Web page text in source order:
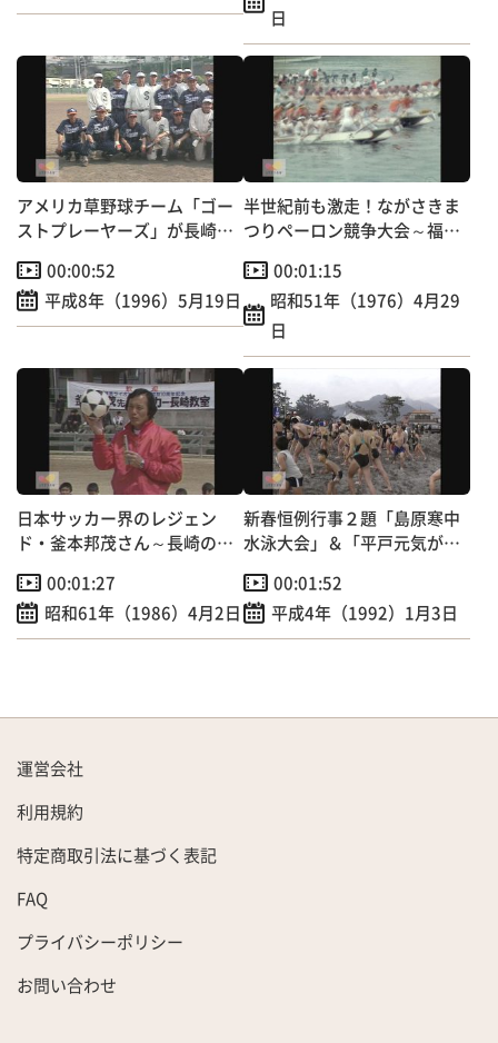
日
アメリカ草野球チーム「ゴー
ストプレーヤーズ」が長崎に
00:00:52
平成8年（1996）5月19日
半世紀前も激走！ながさきま
つりペーロン競争大会～福田
00:01:15
昭和51年（1976）4月29
日
日本サッカー界のレジェン
ド・釜本邦茂さん～長崎の子
00:01:27
昭和61年（1986）4月2日
新春恒例行事２題「島原寒中
水泳大会」＆「平戸元気が出
00:01:52
平成4年（1992）1月3日
運営会社
利用規約
特定商取引法に基づく表記
FAQ
プライバシーポリシー
お問い合わせ